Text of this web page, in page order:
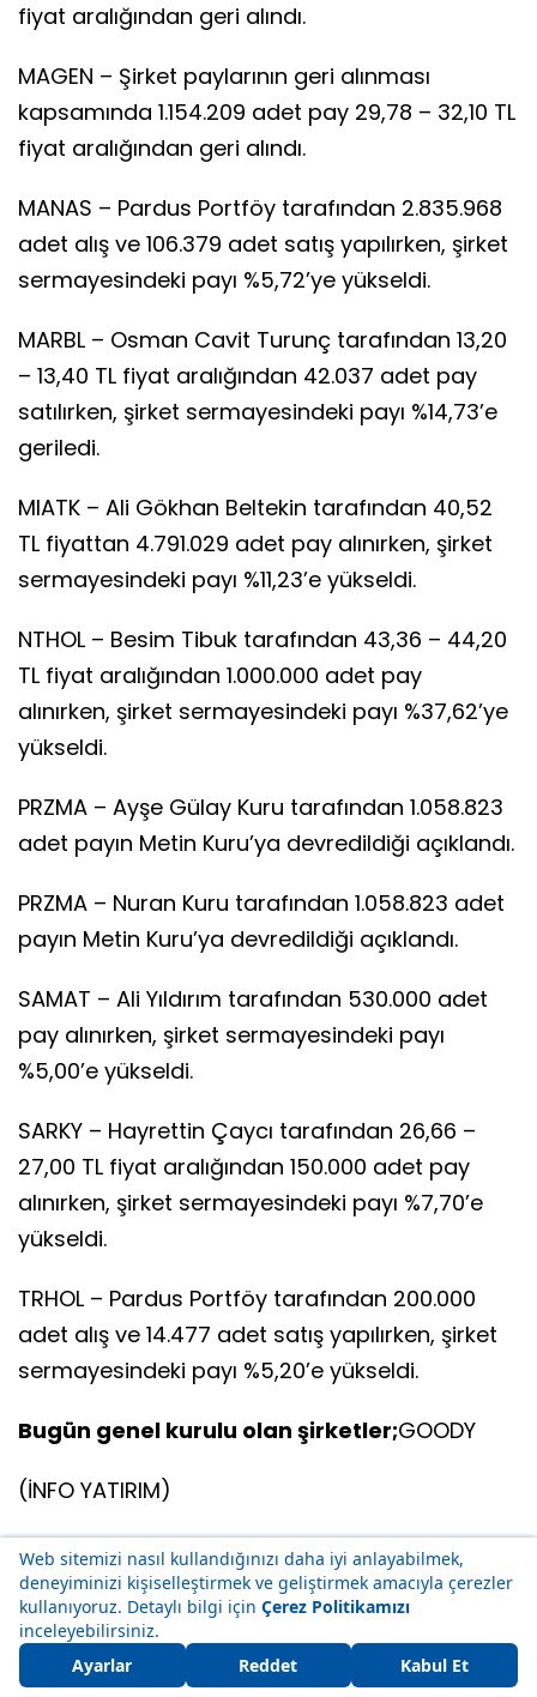
fiyat aralığından geri alındı.
MAGEN – Şirket paylarının geri alınması
kapsamında 1.154.209 adet pay 29,78 – 32,10 TL
fiyat aralığından geri alındı.
MANAS – Pardus Portföy tarafından 2.835.968
adet alış ve 106.379 adet satış yapılırken, şirket
sermayesindeki payı %5,72’ye yükseldi.
MARBL – Osman Cavit Turunç tarafından 13,20
– 13,40 TL fiyat aralığından 42.037 adet pay
satılırken, şirket sermayesindeki payı %14,73’e
geriledi.
MIATK – Ali Gökhan Beltekin tarafından 40,52
TL fiyattan 4.791.029 adet pay alınırken, şirket
sermayesindeki payı %11,23’e yükseldi.
NTHOL – Besim Tibuk tarafından 43,36 – 44,20
TL fiyat aralığından 1.000.000 adet pay
alınırken, şirket sermayesindeki payı %37,62’ye
yükseldi.
PRZMA – Ayşe Gülay Kuru tarafından 1.058.823
adet payın Metin Kuru’ya devredildiği açıklandı.
PRZMA – Nuran Kuru tarafından 1.058.823 adet
payın Metin Kuru’ya devredildiği açıklandı.
SAMAT – Ali Yıldırım tarafından 530.000 adet
pay alınırken, şirket sermayesindeki payı
%5,00’e yükseldi.
SARKY – Hayrettin Çaycı tarafından 26,66 –
27,00 TL fiyat aralığından 150.000 adet pay
alınırken, şirket sermayesindeki payı %7,70’e
yükseldi.
TRHOL – Pardus Portföy tarafından 200.000
adet alış ve 14.477 adet satış yapılırken, şirket
sermayesindeki payı %5,20’e yükseldi.
Bugün genel kurulu olan şirketler;GOODY
(İNFO YATIRIM)
Yeni müşterilere özel avantajlı
ihtiyaç kredisi!